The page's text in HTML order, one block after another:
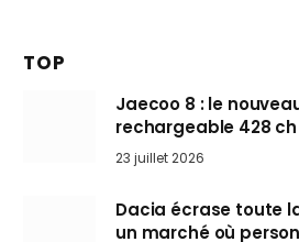
TOP
Jaecoo 8 : le
rechargeable 428 ch
arrive en Europe cet
23 juillet 2026
Dacia écrase toute
un marché où